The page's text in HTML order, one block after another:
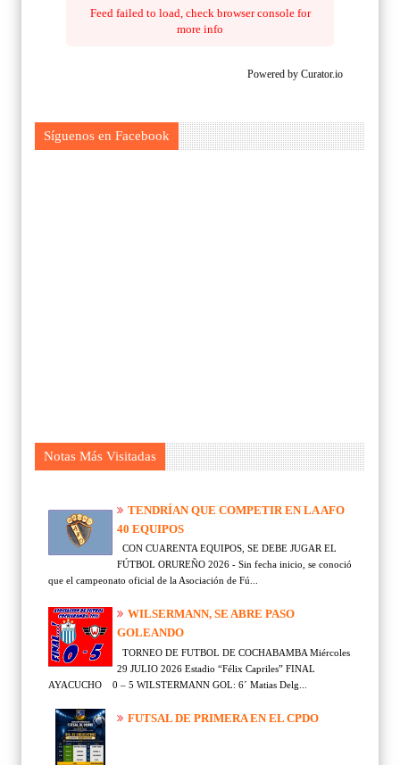
Feed failed to load, check browser console for
more info
Powered by Curator.io
Síguenos en Facebook
Notas Más Visitadas
TENDRÍAN QUE COMPETIR EN LA AFO
40 EQUIPOS
CON CUARENTA EQUIPOS, SE DEBE JUGAR EL
FÚTBOL ORUREÑO 2026 - Sin fecha inicio, se conoció
que el campeonato oficial de la Asociación de Fú...
WILSERMANN, SE ABRE PASO
GOLEANDO
TORNEO DE FUTBOL DE COCHABAMBA Miércoles
29 JULIO 2026 Estadio “Félix Capriles” FINAL
AYACUCHO 0 – 5 WILSTERMANN GOL: 6´ Matias Delg...
FUTSAL DE PRIMERA EN EL CPDO